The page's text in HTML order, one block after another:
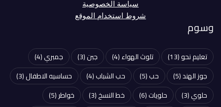
سياسة الخصوصية
شروط استخدام الموقع
وسوم
تعليم نحو(13) تلوث الهواء(4) جبن(3) جمبري(4)
جوز الهند(5) حب(5) حب الشباب(4) حساسيه الاطفال(3)
حلوي(3) حلويات(6) خط النسخ(3) خواطر(5)